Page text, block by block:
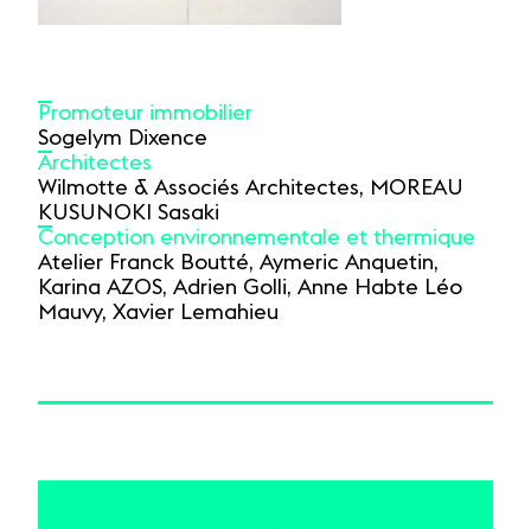
Promoteur immobilier
Sogelym Dixence
Architectes
Wilmotte & Associés Architectes, MOREAU
KUSUNOKI Sasaki
Conception environnementale et thermique
Atelier Franck Boutté, Aymeric Anquetin,
Karina AZOS, Adrien Golli, Anne Habte Léo
Mauvy, Xavier Lemahieu